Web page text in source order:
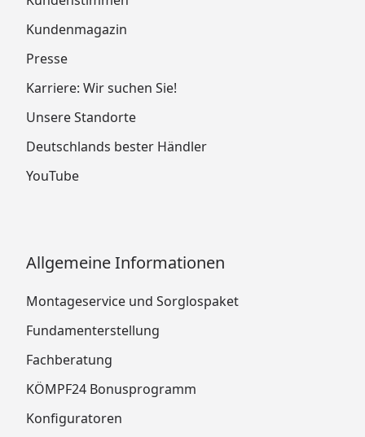
Kundenmagazin
Presse
Karriere: Wir suchen Sie!
Unsere Standorte
Deutschlands bester Händler
YouTube
Allgemeine Informationen
Montageservice und Sorglospaket
Fundamenterstellung
Fachberatung
KÖMPF24 Bonusprogramm
Konfiguratoren